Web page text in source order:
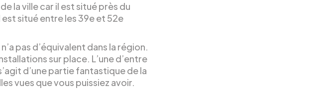
la ville car il est situé près du
situé entre les 39e et 52e
pas d’équivalent dans la région.
sur place. L’une d’entre
d’une partie fantastique de la
vues que vous puissiez avoir.